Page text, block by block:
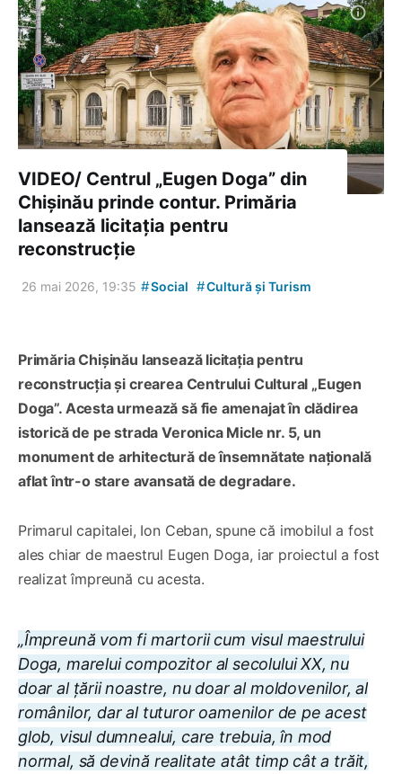
VIDEO/ Centrul „Eugen Doga” din
Chișinău prinde contur. Primăria
lansează licitația pentru
reconstrucție
26 mai 2026, 19:35 #Social #Cultură și Turism
Primăria Chișinău lansează licitația pentru
reconstrucția și crearea Centrului Cultural „Eugen
Doga”. Acesta urmează să fie amenajat în clădirea
istorică de pe strada Veronica Micle nr. 5, un
monument de arhitectură de însemnătate națională
aflat într-o stare avansată de degradare.
Primarul capitalei, Ion Ceban, spune că imobilul a fost
ales chiar de maestrul Eugen Doga, iar proiectul a fost
realizat împreună cu acesta.
„Împreună vom fi martorii cum visul maestrului
Doga, marelui compozitor al secolului XX, nu
doar al țării noastre, nu doar al moldovenilor, al
românilor, dar al tuturor oamenilor de pe acest
glob, visul dumnealui, care trebuia, în mod
normal, să devină realitate atât timp cât a trăit,